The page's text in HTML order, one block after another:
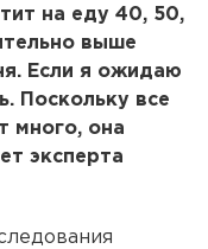
на еду 40, 50,
выше
Если я ожидаю
Поскольку все
много, она
эксперта